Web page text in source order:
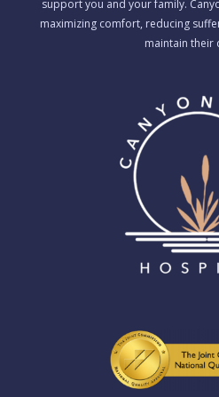
support you and your family.
maximizing comfort, reducing
maintain their